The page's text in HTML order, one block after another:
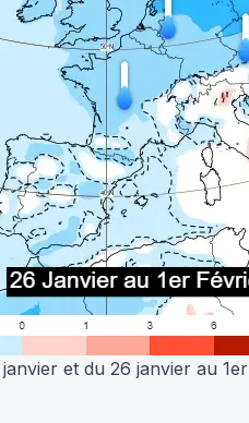
et du 26 janvier au